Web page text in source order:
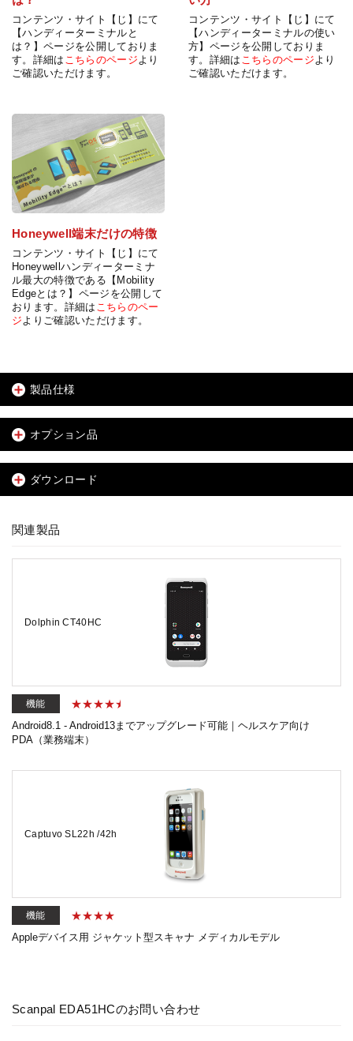
コンテンツ・サイト【じ】にて
【ハンディーターミナルと
は？】ページを公開しておりま
す。詳細は こちらのページより
ご確認いただけます。
コンテンツ・サイト【じ】にて
【ハンディーターミナルの使い
方】ページを公開しておりま
す。詳細は こちらのページより
ご確認いただけます。
Honeywell端末だけの特徴
コンテンツ・サイト【じ】にて
Honeywellハンディーターミナ
ル最大の特徴である【Mobility
Edgeとは？】ページを公開して
おります。詳細は こちらのペー
ジよりご確認いただけます。
製品仕様
オプション品
ダウンロード
関連製品
Dolphin CT40HC
機能
Android8.1 - Android13までアップグレード可能｜ヘルスケア向け
PDA（業務端末）
Captuvo SL22h /42h
機能
Appleデバイス用 ジャケット型スキャナ メディカルモデル
Scanpal EDA51HCのお問い合わせ